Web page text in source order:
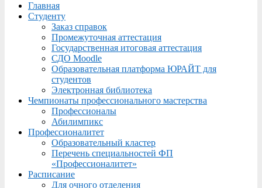
Menu
Главная
Студенту
Заказ справок
Промежуточная аттестация
Государственная итоговая аттестация
СДО Moodle
Образовательная платформа ЮРАЙТ для
студентов
Электронная библиотека
Чемпионаты профессионального мастерства
Профессионалы
Абилимпикс
Профессионалитет
Образовательный кластер
Перечень специальностей ФП
«Профессионалитет»
Расписание
Для очного отделения